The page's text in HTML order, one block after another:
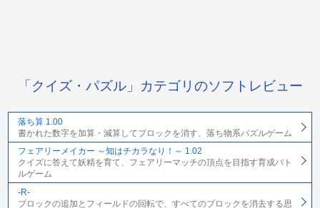
「クイズ・パズル」カテゴリのソフトレビュー
落ち算 1.00
書かれた数字を加算・減算してブロックを消す、落ち物系パズルゲーム
フェアリーメイカー ～知はチカラなり！～ 1.02
クイズに答えて妖精を育て、フェアリーマッチの頂点を目指す育成バト
ルゲーム
-R-
ブロックの追加とフィールドの回転で、すべてのブロックを消去する思